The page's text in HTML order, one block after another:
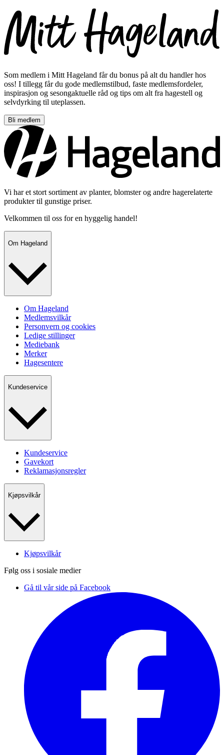
Som medlem i Mitt Hageland får du bonus på alt du handler hos
oss! I tillegg får du gode medlemstilbud, faste medlemsfordeler,
inspirasjon og sesongaktuelle råd og tips om alt fra hagestell og
selvdyrking til uteplassen.
Bli medlem
Vi har et stort sortiment av planter, blomster og andre hagerelaterte
produkter til gunstige priser.
Velkommen til oss for en hyggelig handel!
Om Hageland
Om Hageland
Medlemsvilkår
Personvern og cookies
Ledige stillinger
Mediebank
Merker
Hagesentere
Kundeservice
Kundeservice
Gavekort
Reklamasjonsregler
Kjøpsvilkår
Kjøpsvilkår
Følg oss i sosiale medier
Gå til vår side på Facebook